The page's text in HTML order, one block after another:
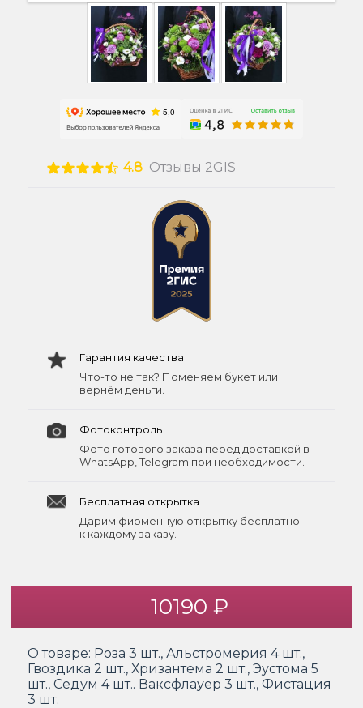
4.8 Отзывы 2GIS
Гарантия качества
Что-то не так? Поменяем букет или
вернём деньги.
Фотоконтроль
Фото готового заказа перед доставкой в
WhatsApp, Telegram при необходимости.
Бесплатная открытка
Дарим фирменную открытку бесплатно
к каждому заказу.
10190 ₽
О товаре: Роза 3 шт., Альстромерия 4 шт.,
Гвоздика 2 шт., Хризантема 2 шт., Эустома 5
шт., Седум 4 шт.. Ваксфлауер 3 шт., Фистация
3 шт.